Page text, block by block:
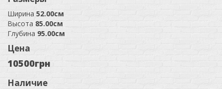
Ширина 52.00см
Высота 85.00см
Глубина 95.00см
Цена
10500грн
Наличие